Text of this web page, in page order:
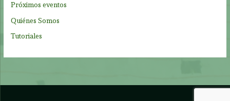
Próximos eventos
Quiénes Somos
Tutoriales